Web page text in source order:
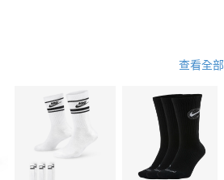
付」】
／服務後，再付款。
結帳流程】
AFTEE先享後付」後，將跳轉至「AFTEE先享後
訊認證並確認金額後，即可完成結帳。
您將收到繳費通知簡訊。
含以上)免運費
含以上)免運費
查看全部